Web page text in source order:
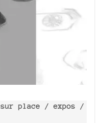
sur place / expos /